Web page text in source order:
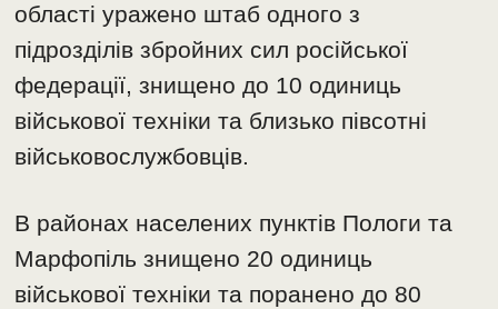
області уражено штаб одного з
підрозділів збройних сил російської
федерації, знищено до 10 одиниць
військової техніки та близько півсотні
військовослужбовців.
В районах населених пунктів Пологи та
Марфопіль знищено 20 одиниць
військової техніки та поранено до 80